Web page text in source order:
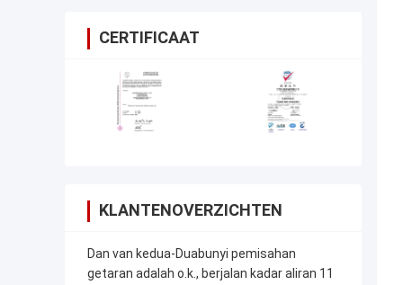
CERTIFICAAT
KLANTENOVERZICHTEN
Dan van kedua-Duabunyi pemisahan
getaran adalah o.k., berjalan kadar aliran 11